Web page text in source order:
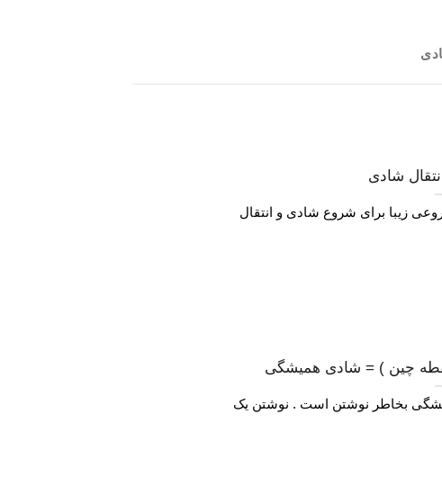
شادی
چین ) = شادی همیشگی
بخاطر نوشتن است . نوشتن یک